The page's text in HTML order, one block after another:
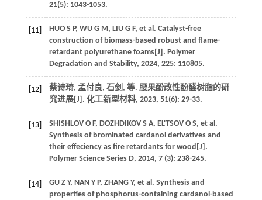
21(5): 1043-1053.
[11] HUO S P, WU G M, LIU G F, et al. Catalyst-free
construction of biomass-based robust and flame-
retardant polyurethane foams[J]. Polymer
Degradation and Stability, 2024, 225: 110805.
[12] 蔡诗琦, 孟付良, 石剑, 等. 腰果酚改性酚醛树脂的研
究进展[J]. 化工新型材料, 2023, 51(6): 29-33.
[13] SHISHLOV O F, DOZHDIKOV S A, EL'TSOV O S, et al.
Synthesis of brominated cardanol derivatives and
their effeciency as fire retardants for wood[J].
Polymer Science Series D, 2014, 7(3): 238-245.
[14] GU Z Y, NAN Y P, ZHANG Y, et al. Synthesis and
properties of phosphorus-containing cardanol-based